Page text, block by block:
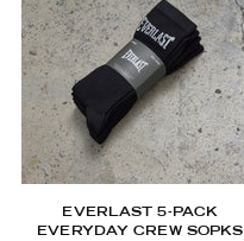
EVERLAST 5-PACK
EVERYDAY CREW SOPKS